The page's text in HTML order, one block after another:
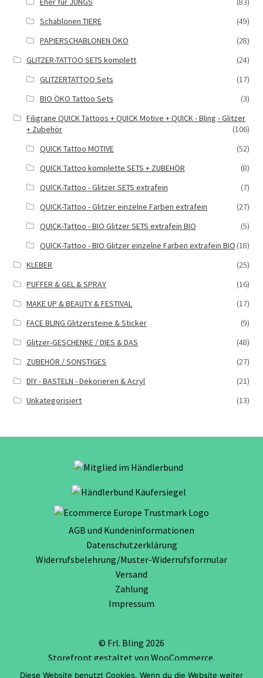
Schablonen TIERE
(49)
PAPIERSCHABLONEN ÖKO
(28)
GLITZER-TATTOO SETS komplett
(24)
GLITZERTATTOO Sets
(17)
BIO ÖKO Tattoo Sets
(3)
Filigrane QUICK Tattoos + QUICK Motive + QUICK - Bling - Glitzer
+ Zubehör
(106)
QUICK Tattoo MOTIVE
(52)
QUICK Tattoo komplette SETS + ZUBEHÖR
(8)
QUICK-Tattoo - Glitzer SETS extrafein
(7)
QUICK-Tattoo - Glitzer einzelne Farben extrafein
(27)
QUICK-Tattoo - BIO Glitzer SETS extrafein BIO
(5)
QUICK-Tattoo - BIO Glitzer einzelne Farben extrafein BIO (18)
KLEBER
(25)
PUFFER & GEL & SPRAY
(16)
MAKE UP & BEAUTY & FESTIVAL
(17)
FACE BLING Glitzersteine & Sticker
(9)
Glitzer-GESCHENKE / DIES & DAS
(48)
ZUBEHÖR / SONSTIGES
(27)
DIY - BASTELN - Dekorieren & Acryl
(21)
Unkategorisiert
(13)
AGB und Kundeninformationen
Datenschutzerklärung
Widerrufsbelehrung/Muster-Widerrufsformular
Versand
Zahlung
Impressum
© Frl. Bling 2026
Storefront gestaltet von WooCommerce.
Diese Website benutzt Cookies. Wenn du die Website weiter